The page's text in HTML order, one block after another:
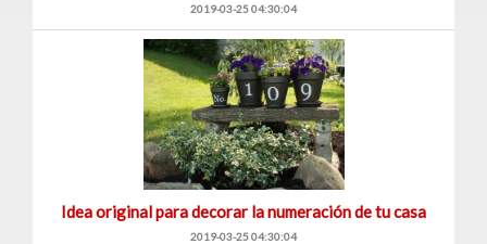
2019-03-25 04:30:04
Idea original para decorar la numeración de tu casa
2019-03-25 04:30:04